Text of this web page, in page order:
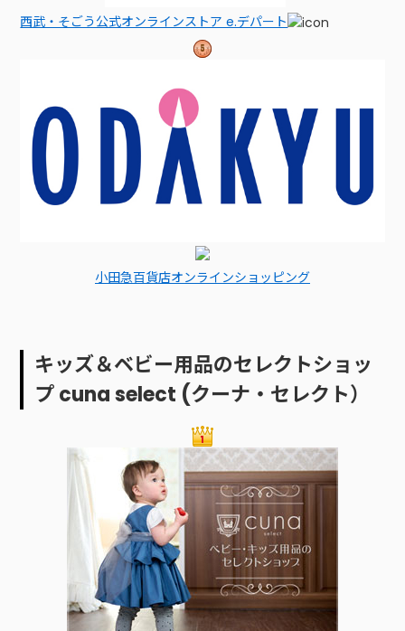
西武・そごう公式オンラインストア e.デパート
小田急百貨店オンラインショッピング
キッズ＆ベビー用品のセレクトショッ
プ cuna select (クーナ・セレクト）